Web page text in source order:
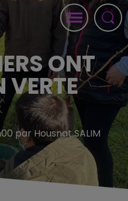
ONT
VERTE
par Housnat SALIM